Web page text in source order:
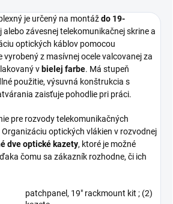
je určený na montáždo 19-
alebo závesnej telekomunikačnej skrine a
optických káblov pomocou
vyrobený z masívnej ocele valcovanej za
v bielej farbe. Má stupeň
použitie, výsuvná konštrukcia s
zaisťuje pohodlie pri práci.
pre rozvody telekomunikačných
optických vlákien v rozvodnej
dve optické kazety, ktoré je možné
čomu sa zákazník rozhodne, či ich
patchpanel, 19" rackmount kit ; (2)